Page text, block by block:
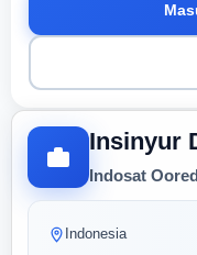
Insinyur
Indosat
Indonesia